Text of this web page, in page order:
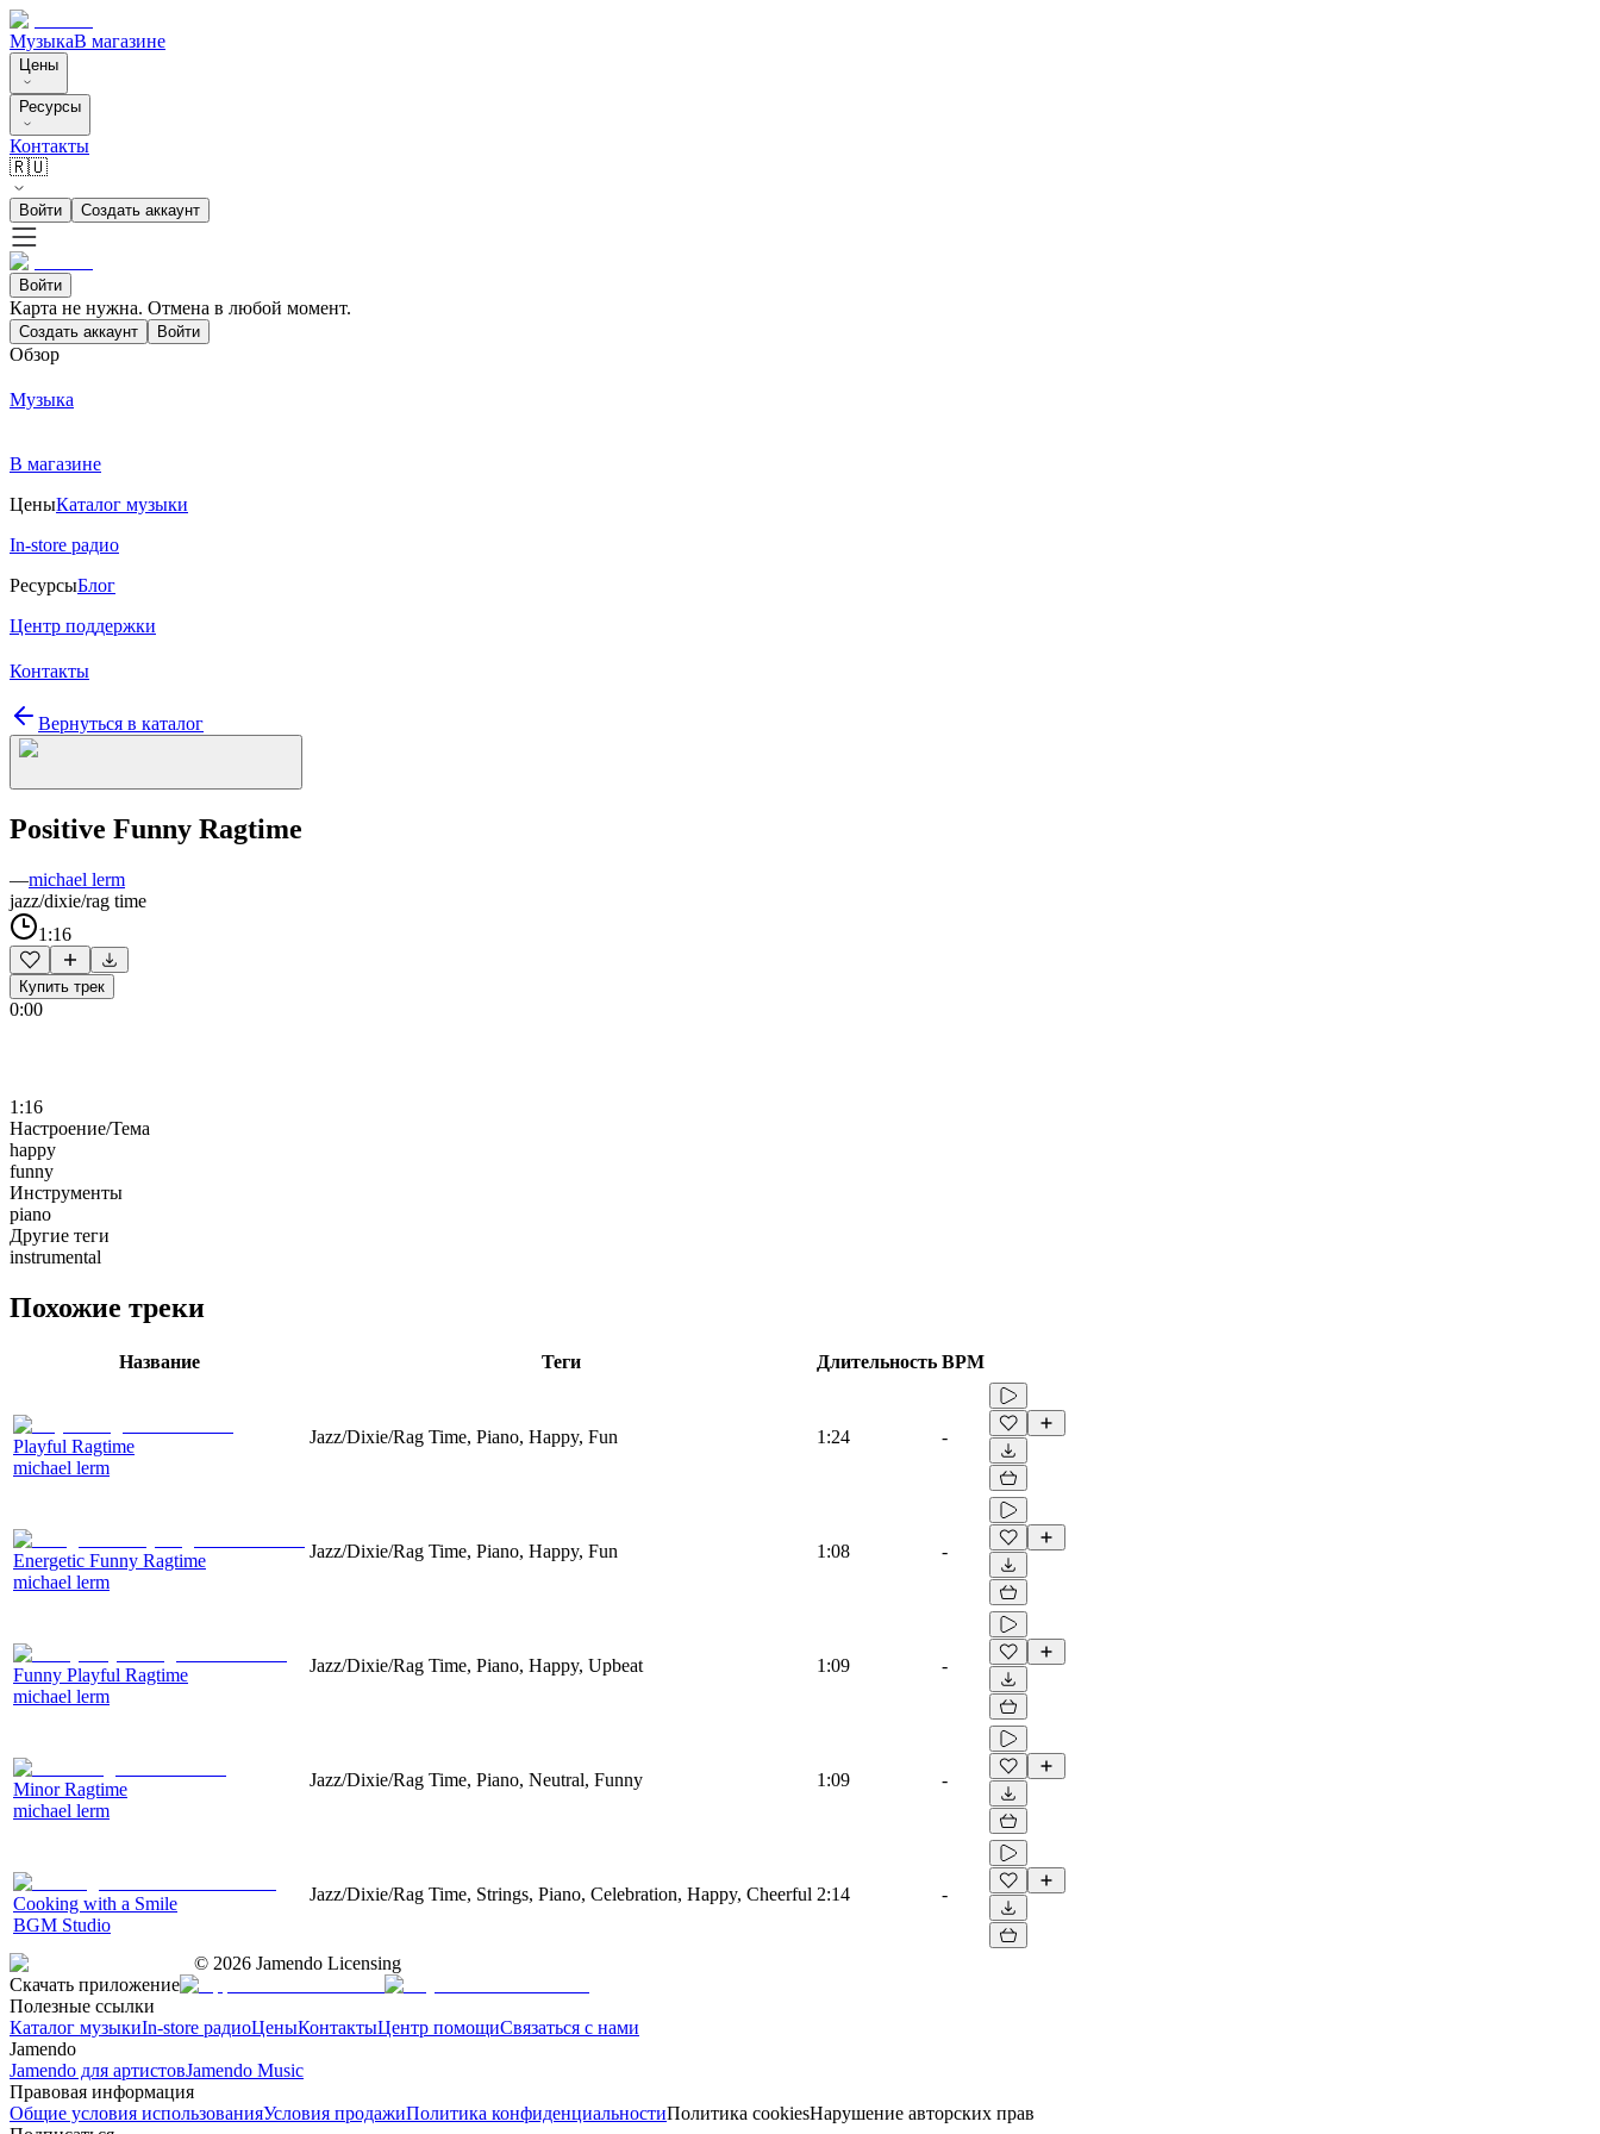
МузыкаВ магазине
Цены
Ресурсы
Контакты
🇷🇺
Войти Создать аккаунт
Войти
Карта не нужна. Отмена в любой момент.
Создать аккаунт Войти
Обзор
Музыка
В магазине
ЦеныКаталог музыки
In-store радио
РесурсыБлог
Центр поддержки
Контакты
Вернуться в каталог
Positive Funny Ragtime
—michael lerm
jazz/dixie/rag time
1:16
Купить трек
0:00
1:16
Настроение/Тема
happy
funny
Инструменты
piano
Другие теги
instrumental
Похожие треки
Название Теги Длительность BPM
Playful Ragtime
michael lerm
Jazz/Dixie/Rag Time, Piano, Happy, Fun 1:24 -
Energetic Funny Ragtime
michael lerm
Jazz/Dixie/Rag Time, Piano, Happy, Fun 1:08 -
Funny Playful Ragtime
michael lerm
Jazz/Dixie/Rag Time, Piano, Happy, Upbeat 1:09 -
Minor Ragtime
michael lerm
Jazz/Dixie/Rag Time, Piano, Neutral, Funny 1:09 -
Cooking with a Smile
BGM Studio
Jazz/Dixie/Rag Time, Strings, Piano, Celebration, Happy, Cheerful 2:14 -
© 2026 Jamendo Licensing
Скачать приложение
Полезные ссылки
Каталог музыкиIn-store радиоЦеныКонтактыЦентр помощиСвязаться с нами
Jamendo
Jamendo для артистовJamendo Music
Правовая информация
Общие условия использованияУсловия продажиПолитика конфиденциальностиПолитика cookiesНарушение авторских прав